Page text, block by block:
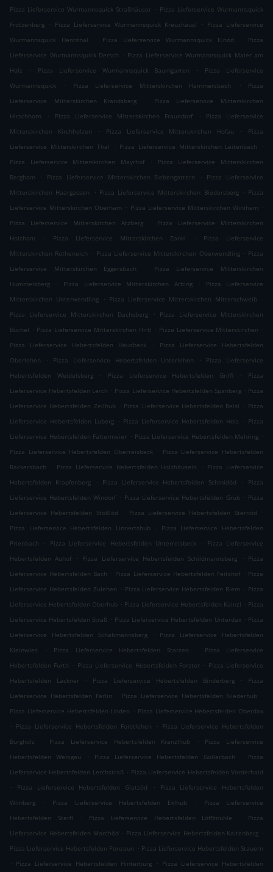
Pizza Lieferservice Wurmannsquick Straßhäuser . Pizza Lieferservice Wurmannsquick
Frotzenberg
. Pizza Lieferservice Wurmannsquick Kreuzhäusl . Pizza Lieferservice
Wurmannsquick Hennthal
. Pizza Lieferservice Wurmannsquick Einöd .
Pizza
Lieferservice Wurmannsquick Dersch
. Pizza Lieferservice Wurmannsquick Maier am
Holz
. Pizza Lieferservice Wurmannsquick Baumgarten .
Pizza Lieferservice
Wurmannsquick
. Pizza Lieferservice Mitterskirchen Hammersbach .
Pizza
Lieferservice Mitterskirchen Krandsberg
.
Pizza Lieferservice Mitterskirchen
Hirschhorn
. Pizza Lieferservice Mitterskirchen Fraundorf .
Pizza Lieferservice
Mitterskirchen Kirchholzen
. Pizza Lieferservice Mitterskirchen Hofau .
Pizza
Lieferservice Mitterskirchen Thal
. Pizza Lieferservice Mitterskirchen Leitenbach
.
Pizza Lieferservice Mitterskirchen Mayrhof
.
Pizza Lieferservice Mitterskirchen
Bergham
. Pizza Lieferservice Mitterskirchen Siebengattern .
Pizza Lieferservice
Mitterskirchen Haargassen
. Pizza Lieferservice Mitterskirchen Biedersberg . Pizza
Lieferservice Mitterskirchen Oberham . Pizza Lieferservice Mitterskirchen Winiham .
Pizza Lieferservice Mitterskirchen Atzberg
.
Pizza Lieferservice Mitterskirchen
Holzham
. Pizza Lieferservice Mitterskirchen Zankl .
Pizza Lieferservice
Mitterskirchen Rotheneich
. Pizza Lieferservice Mitterskirchen Oberwendling . Pizza
Lieferservice Mitterskirchen Eggersbach
.
Pizza Lieferservice Mitterskirchen
Hummelsberg
. Pizza Lieferservice Mitterskirchen Arbing .
Pizza Lieferservice
Mitterskirchen Unterwendling
. Pizza Lieferservice Mitterskirchen Mitterschweib
.
Pizza Lieferservice Mitterskirchen Dachsberg
.
Pizza Lieferservice Mitterskirchen
Büchel . Pizza Lieferservice Mitterskirchen Hirtl . Pizza Lieferservice Mitterskirchen .
Pizza Lieferservice Hebertsfelden Hausbeck
.
Pizza Lieferservice Hebertsfelden
Oberlehen
. Pizza Lieferservice Hebertsfelden Unterlehen .
Pizza Lieferservice
Hebertsfelden Weidelsberg
. Pizza Lieferservice Hebertsfelden Griffl .
Pizza
Lieferservice Hebertsfelden Lerch . Pizza Lieferservice Hebertsfelden Spanberg . Pizza
Lieferservice Hebertsfelden Zellhub . Pizza Lieferservice Hebertsfelden Reisl . Pizza
Lieferservice Hebertsfelden Luberg . Pizza Lieferservice Hebertsfelden Holz . Pizza
Lieferservice Hebertsfelden Faltermeier . Pizza Lieferservice Hebertsfelden Mehring .
Pizza Lieferservice Hebertsfelden Oberreisbeck . Pizza Lieferservice Hebertsfelden
Rackersbach
. Pizza Lieferservice Hebertsfelden Holzhäuseln . Pizza Lieferservice
Hebertsfelden Krapfenberg
. Pizza Lieferservice Hebertsfelden Schmidöd .
Pizza
Lieferservice Hebertsfelden Windorf . Pizza Lieferservice Hebertsfelden Grub . Pizza
Lieferservice Hebertsfelden Stößlöd
. Pizza Lieferservice Hebertsfelden Sternöd
.
Pizza Lieferservice Hebertsfelden Linnertshub
.
Pizza Lieferservice Hebertsfelden
Prienbach
. Pizza Lieferservice Hebertsfelden Unterreisbeck .
Pizza Lieferservice
Hebertsfelden Auhof
. Pizza Lieferservice Hebertsfelden Schildmannsberg . Pizza
Lieferservice Hebertsfelden Bach . Pizza Lieferservice Hebertsfelden Feitshof . Pizza
Lieferservice Hebertsfelden Zulehen . Pizza Lieferservice Hebertsfelden Riem . Pizza
Lieferservice Hebertsfelden Oberhub . Pizza Lieferservice Hebertsfelden Kainzl . Pizza
Lieferservice Hebertsfelden Straß . Pizza Lieferservice Hebertsfelden Unterdax . Pizza
Lieferservice Hebertsfelden Schabmannsberg
.
Pizza Lieferservice Hebertsfelden
Kleinwies
. Pizza Lieferservice Hebertsfelden Starzen .
Pizza Lieferservice
Hebertsfelden Furth
. Pizza Lieferservice Hebertsfelden Forster . Pizza Lieferservice
Hebertsfelden Lackner
. Pizza Lieferservice Hebertsfelden Binderberg .
Pizza
Lieferservice Hebertsfelden Ferlin
. Pizza Lieferservice Hebertsfelden Niederhub
.
Pizza Lieferservice Hebertsfelden Linden . Pizza Lieferservice Hebertsfelden Oberdax
. Pizza Lieferservice Hebertsfelden Forstlehen . Pizza Lieferservice Hebertsfelden
Burgholz
. Pizza Lieferservice Hebertsfelden Kranzlhub .
Pizza Lieferservice
Hebertsfelden Wenigau
. Pizza Lieferservice Hebertsfelden Gollerbach .
Pizza
Lieferservice Hebertsfelden Lerchstraß . Pizza Lieferservice Hebertsfelden Vorderhaid
.
Pizza Lieferservice Hebertsfelden Glatzöd .
Pizza Lieferservice Hebertsfelden
Wimberg
. Pizza Lieferservice Hebertsfelden Eklhub .
Pizza Lieferservice
Hebertsfelden Sterfl
. Pizza Lieferservice Hebertsfelden Löfflmühle .
Pizza
Lieferservice Hebertsfelden Marchöd . Pizza Lieferservice Hebertsfelden Kaltenberg .
Pizza Lieferservice Hebertsfelden Ponzaun . Pizza Lieferservice Hebertsfelden Stauern
. Pizza Lieferservice Hebertsfelden Hinterburg . Pizza Lieferservice Hebertsfelden